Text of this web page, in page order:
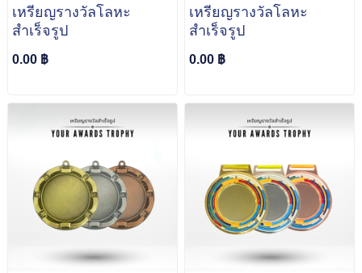
เหรียญรางวัลโลหะ
สำเร็จรูป
0.00 ฿
เหรียญรางวัลโลหะ
สำเร็จรูป
0.00 ฿